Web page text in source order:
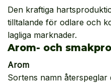
Den kraftiga
tilltalande för odlare och
lagliga marknader.
Arom- och
Arom
Sortens namn återspeglar